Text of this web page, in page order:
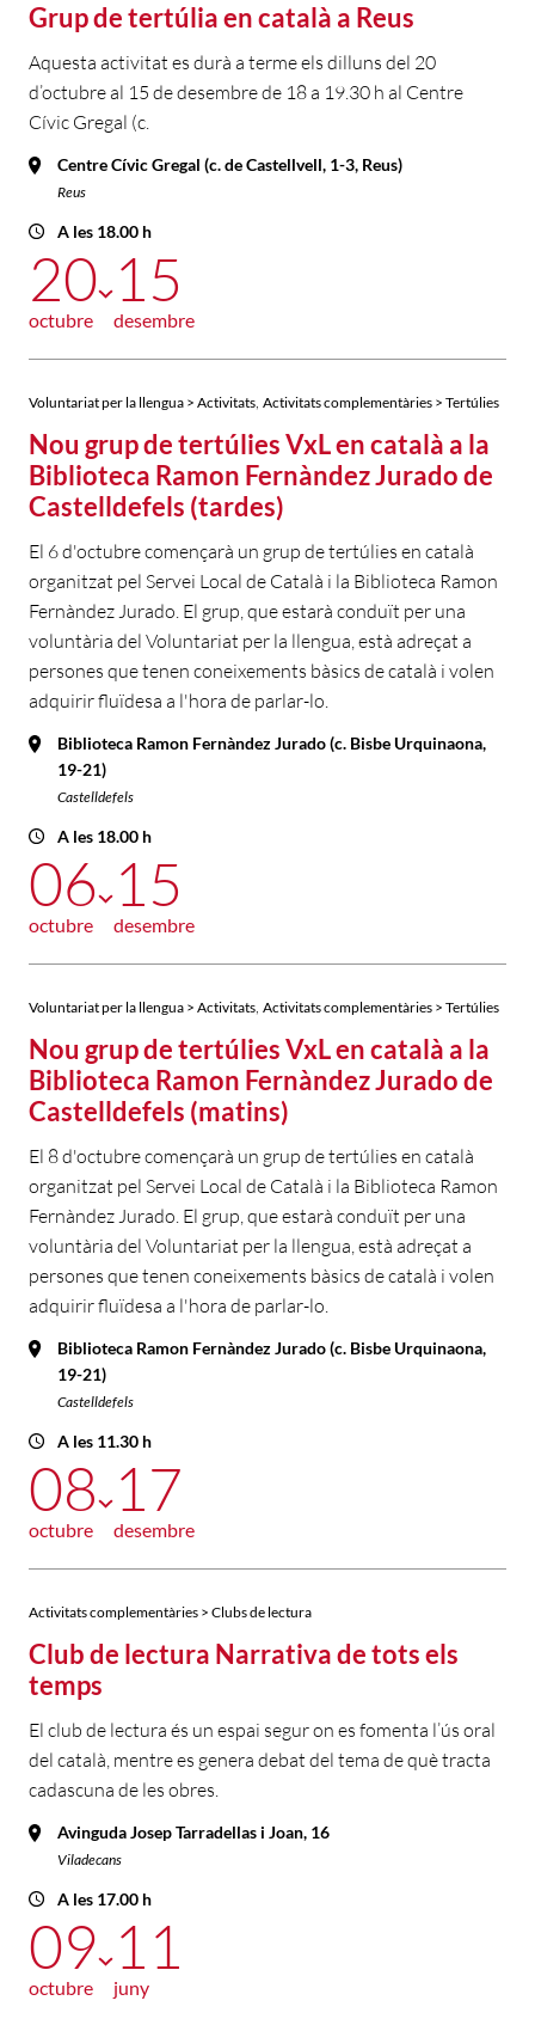
Grup de tertúlia en català a Reus
Aquesta activitat es durà a terme els dilluns del 20
d’octubre al 15 de desembre de 18 a 19.30 h al Centre
Cívic Gregal (c.
Centre Cívic Gregal (c. de Castellvell, 1-3, Reus)
Reus
A les 18.00 h
20
octubre
15
desembre
Voluntariat per la llengua > Activitats Activitats complementàries > Tertúlies
Nou grup de tertúlies VxL en català a la
Biblioteca Ramon Fernàndez Jurado de
Castelldefels (tardes)
El 6 d'octubre començarà un grup de tertúlies en català
organitzat pel Servei Local de Català i la Biblioteca Ramon
Fernàndez Jurado. El grup, que estarà conduït per una
voluntària del Voluntariat per la llengua, està adreçat a
persones que tenen coneixements bàsics de català i volen
adquirir fluïdesa a l'hora de parlar-lo.
Biblioteca Ramon Fernàndez Jurado (c. Bisbe Urquinaona,
19-21)
Castelldefels
A les 18.00 h
06
octubre
15
desembre
Voluntariat per la llengua > Activitats Activitats complementàries > Tertúlies
Nou grup de tertúlies VxL en català a la
Biblioteca Ramon Fernàndez Jurado de
Castelldefels (matins)
El 8 d'octubre començarà un grup de tertúlies en català
organitzat pel Servei Local de Català i la Biblioteca Ramon
Fernàndez Jurado. El grup, que estarà conduït per una
voluntària del Voluntariat per la llengua, està adreçat a
persones que tenen coneixements bàsics de català i volen
adquirir fluïdesa a l'hora de parlar-lo.
Biblioteca Ramon Fernàndez Jurado (c. Bisbe Urquinaona,
19-21)
Castelldefels
A les 11.30 h
08
octubre
17
desembre
Activitats complementàries > Clubs de lectura
Club de lectura Narrativa de tots els
temps
El club de lectura és un espai segur on es fomenta l’ús oral
del català, mentre es genera debat del tema de què tracta
cadascuna de les obres.
Avinguda Josep Tarradellas i Joan, 16
Viladecans
A les 17.00 h
09
octubre
11
juny